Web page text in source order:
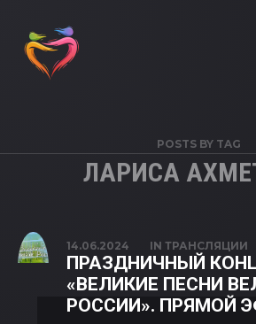
POSTS BY TAG
ЛАРИСА
14.06.2024 INТРАНСЛЯЦИИ
ПРАЗДНИЧНЫЙ
«ВЕЛИКИЕ ПЕСНИ
РОССИИ». ПРЯМОЙ